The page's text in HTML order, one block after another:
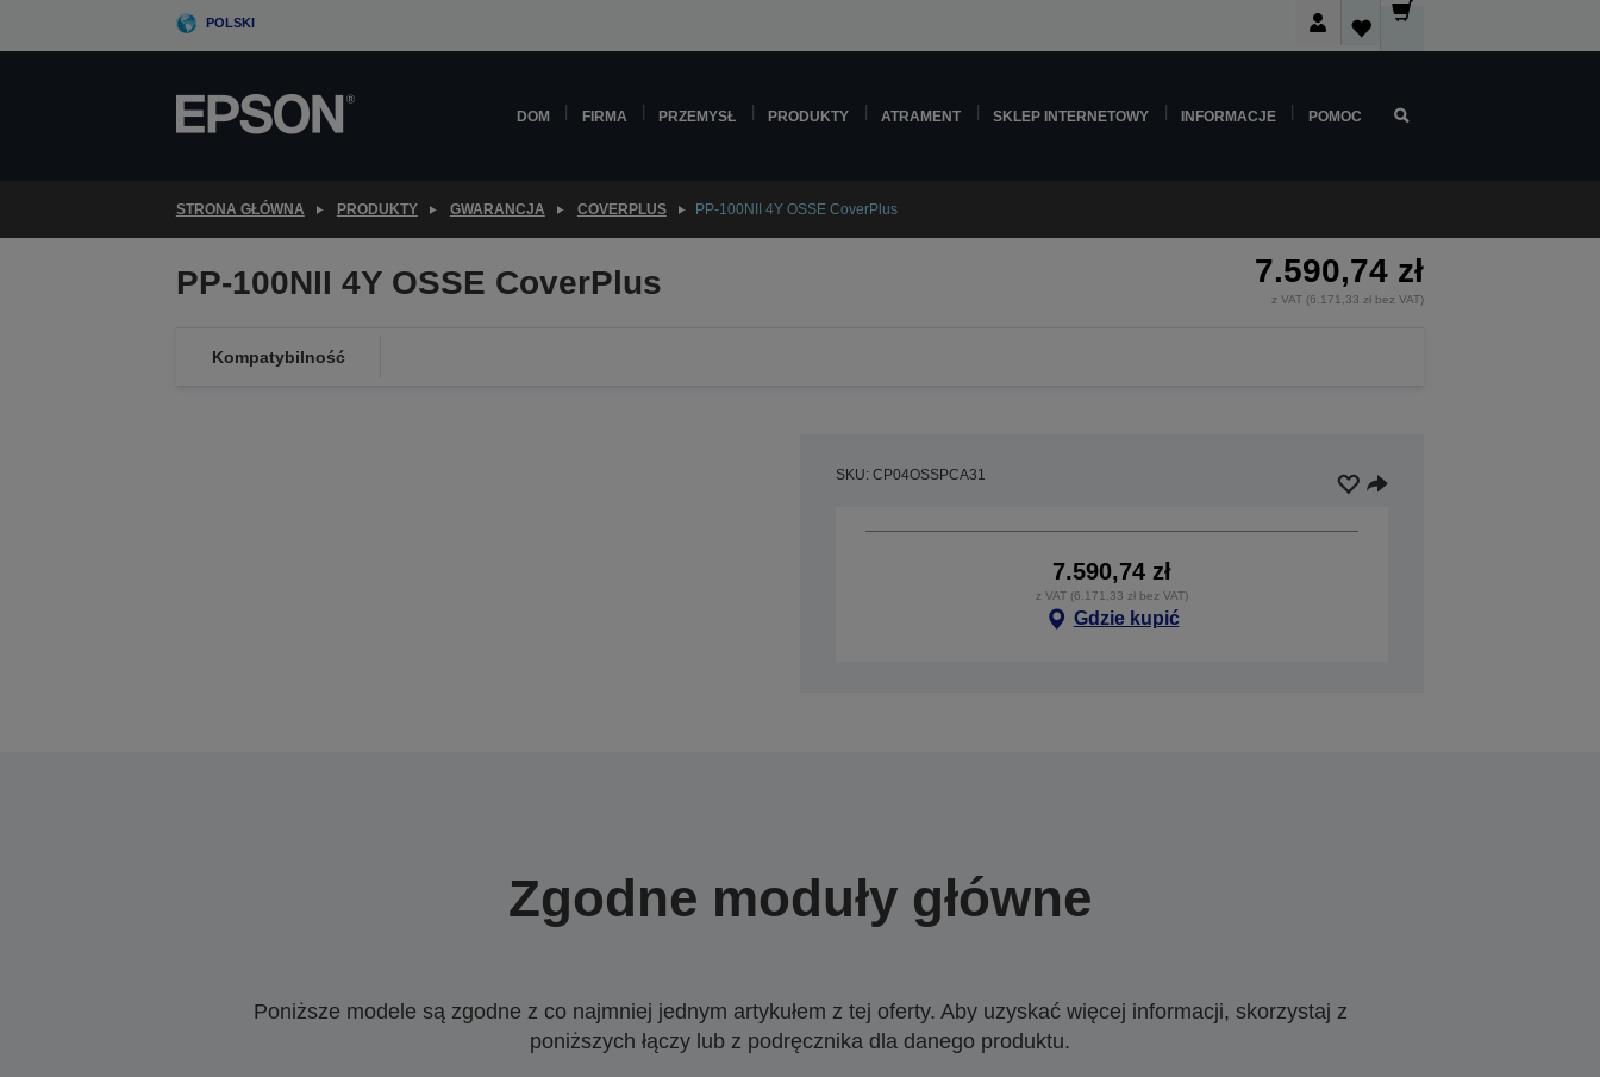
POLSKI
DOM FIRMA PRZEMYSŁ PRODUKTY ATRAMENT SKLEP INTERNETOWY INFORMACJE POMOC
STRONA GŁÓWNA PRODUKTY GWARANCJA COVERPLUS PP-100NII 4Y OSSE CoverPlus
PP-100NII 4Y OSSE CoverPlus 7.590,74 zł
z VAT (6.171,33 zł bez VAT)
Kompatybilność
SKU: CP04OSSPCA31
7.590,74 zł
z VAT (6.171,33 zł bez VAT)
Gdzie kupić
Zgodne moduły główne
Poniższe modele są zgodne z co najmniej jednym artykułem z tej oferty. Aby uzyskać więcej informacji, skorzystaj z
poniższych łączy lub z podręcznika dla danego produktu.